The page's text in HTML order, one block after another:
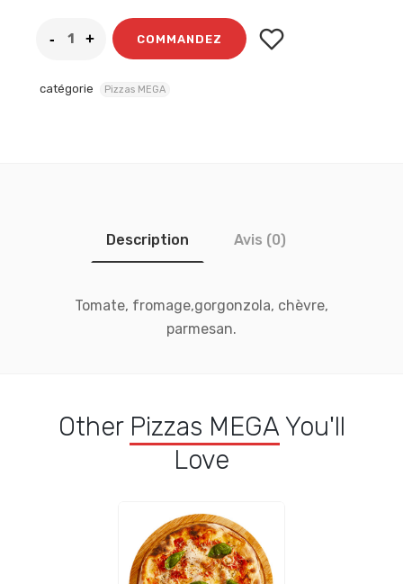
COMMANDEZ
catégorie Pizzas MEGA
Description Avis (0)
Tomate, fromage,gorgonzola, chèvre,
parmesan.
Other Pizzas MEGA You'll
Love